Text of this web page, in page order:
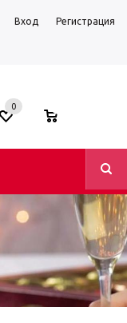
Вход Регистрация
0